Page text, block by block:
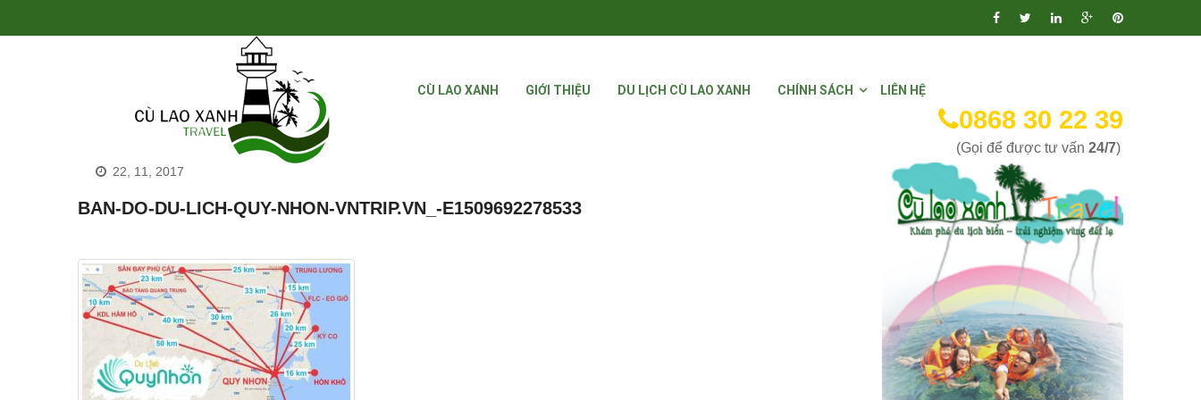
CÙ LAO XANH GIỚI THIỆU DU LỊCH CÙ LAO XANH CHÍNH SÁCH LIÊN HỆ
0868 30 22 39
(Gọi để được tư vấn 24/7)
22, 11, 2017
BAN-DO-DU-LICH-QUY-NHON-VNTRIP.VN_-E1509692278533